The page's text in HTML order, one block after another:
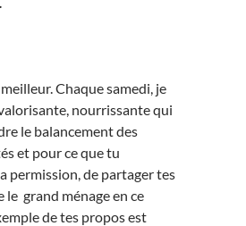
Chaque samedi, je
nourrissante qui
le balancement des
et pour ce que tu
permission, de partager tes
le grand ménage en ce
de tes propos est